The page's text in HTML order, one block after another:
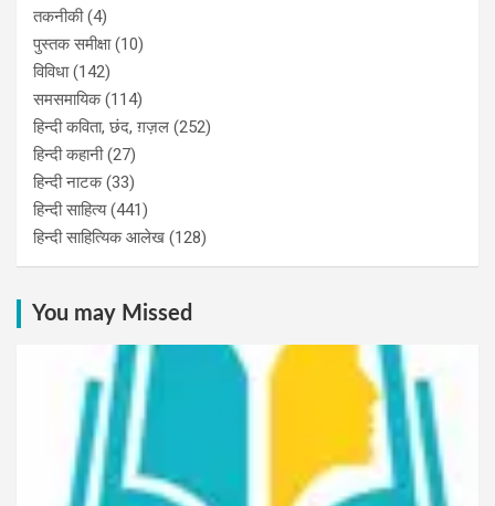
तकनीकी(4)
पुस्‍तक समीक्षा(10)
विविधा(142)
समसमायिक(114)
हिन्दी कविता, छंद, ग़ज़ल (252)
हिन्दी कहानी(27)
हिन्‍दी नाटक(33)
हिन्दी साहित्य(441)
हिन्दी साहित्यिक आलेख (128)
You may Missed